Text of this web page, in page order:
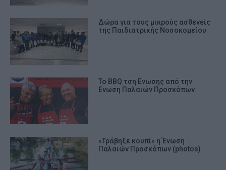
Δώρα για τους μικρούς ασθενείς
της Παιδιατρικής Νοσοκομείου
Το BBQ τση Ενωσης από την
Ενωση Παλαιών Προσκόπων
«Τράβηξε κουπί» η Ένωση
Παλαιών Προσκόπων (photos)